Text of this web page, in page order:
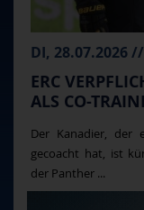
DI, 28.07.2026
ERC
ALS CO-
Der Kanadier, der
gecoacht hat, ist
der Panther ...